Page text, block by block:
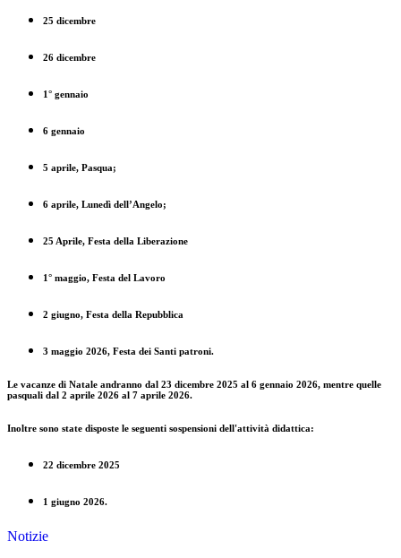
25 dicembre
26 dicembre
1° gennaio
6 gennaio
5 aprile, Pasqua;
6 aprile, Lunedì dell’Angelo;
25 Aprile, Festa della Liberazione
1° maggio, Festa del Lavoro
2 giugno, Festa della Repubblica
3 maggio 2026, Festa dei Santi patroni.
Le vacanze di Natale andranno dal 23 dicembre 2025 al 6 gennaio 2026, mentre quelle
pasquali dal 2 aprile 2026 al 7 aprile 2026.
Inoltre sono state disposte le seguenti sospensioni dell'attività didattica:
22 dicembre 2025
1 giugno 2026.
Notizie